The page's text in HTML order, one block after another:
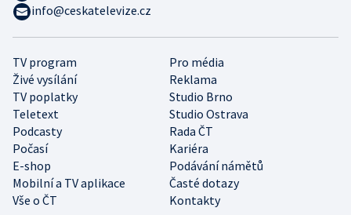
TV program
Pro média
Živé vysílání
Reklama
TV poplatky
Studio Brno
Teletext
Studio Ostrava
Podcasty
Rada ČT
Počasí
Kariéra
E-shop
Podávání námětů
Mobilní a TV aplikace
Časté dotazy
Vše o ČT
Kontakty
info@ceskatelevize.cz